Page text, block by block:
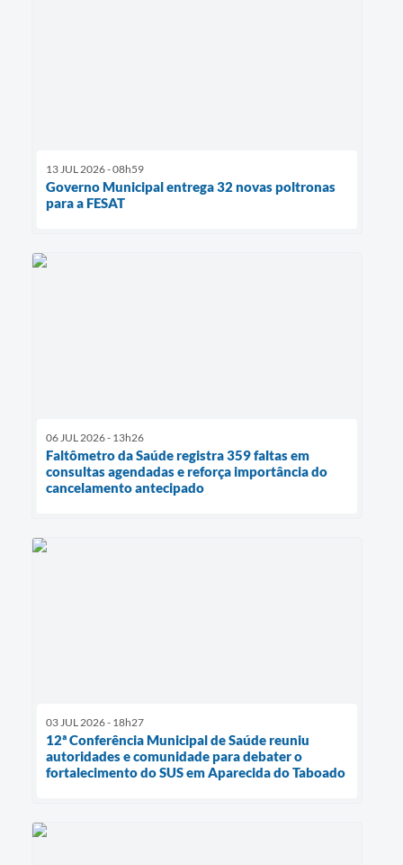
13 JUL 2026 - 08h59
Governo Municipal entrega 32 novas poltronas
para a FESAT
06 JUL 2026 - 13h26
Faltômetro da Saúde registra 359 faltas em
consultas agendadas e reforça importância do
cancelamento antecipado
03 JUL 2026 - 18h27
12ª Conferência Municipal de Saúde reuniu
autoridades e comunidade para debater o
fortalecimento do SUS em Aparecida do Taboado